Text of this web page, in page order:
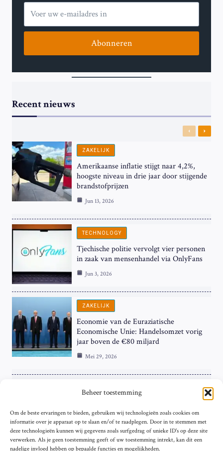
Beheer toestemming
Om de beste ervaringen te bieden, gebruiken wij technologieën zoals cookies om
informatie over je apparaat op te slaan en/of te raadplegen. Door in te stemmen met
deze technologieën kunnen wij gegevens zoals surfgedrag of unieke ID's op deze site
verwerken. Als je geen toestemming geeft of uw toestemming intrekt, kan dit een
nadelige invloed hebben op bepaalde functies en mogelijkheden.
Abonneren
Recent nieuws
Previous
Next
ZAKELIJK
Amerikaanse inflatie stijgt naar 4,2%,
hoogste niveau in drie jaar door stijgende
brandstofprijzen
Jun 13, 2026
TECHNOLOGY
Tjechische politie vervolgt vier personen
in zaak van mensenhandel via OnlyFans
Jun 3, 2026
ZAKELIJK
Economie van de Euraziatische
Economische Unie: Handelsomzet vorig
jaar boven de €80 miljard
Mei 29, 2026
ZAKELIJK
Hardnekkige Inflatie bij de ‘Grote Vier’
van de Eurozone
Mei 29, 2026